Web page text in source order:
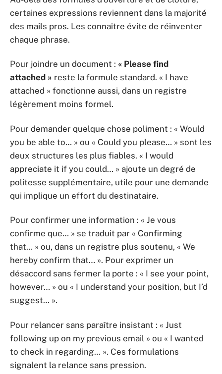
certaines expressions reviennent dans la majorité
des mails pros. Les connaître évite de réinventer
chaque phrase.
Pour joindre un document : « Please find
attached » reste la formule standard. « I have
attached » fonctionne aussi, dans un registre
légèrement moins formel.
Pour demander quelque chose poliment : « Would
you be able to… » ou « Could you please… » sont les
deux structures les plus fiables. « I would
appreciate it if you could… » ajoute un degré de
politesse supplémentaire, utile pour une demande
qui implique un effort du destinataire.
Pour confirmer une information : « Je vous
confirme que… » se traduit par « Confirming
that… » ou, dans un registre plus soutenu, « We
hereby confirm that… ». Pour exprimer un
désaccord sans fermer la porte : « I see your point,
however… » ou « I understand your position, but I’d
suggest… ».
Pour relancer sans paraître insistant : « Just
following up on my previous email » ou « I wanted
to check in regarding… ». Ces formulations
signalent la relance sans pression.